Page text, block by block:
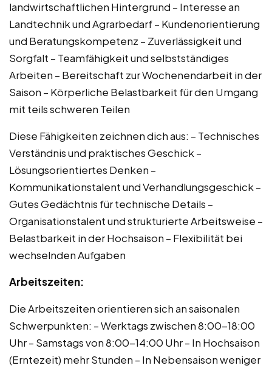
landwirtschaftlichen Hintergrund – Interesse an
Landtechnik und Agrarbedarf – Kundenorientierung
und Beratungskompetenz – Zuverlässigkeit und
Sorgfalt – Teamfähigkeit und selbstständiges
Arbeiten – Bereitschaft zur Wochenendarbeit in der
Saison – Körperliche Belastbarkeit für den Umgang
mit teils schweren Teilen
Diese Fähigkeiten zeichnen dich aus: – Technisches
Verständnis und praktisches Geschick –
Lösungsorientiertes Denken –
Kommunikationstalent und Verhandlungsgeschick –
Gutes Gedächtnis für technische Details –
Organisationstalent und strukturierte Arbeitsweise –
Belastbarkeit in der Hochsaison – Flexibilität bei
wechselnden Aufgaben
Arbeitszeiten:
Die Arbeitszeiten orientieren sich an saisonalen
Schwerpunkten: – Werktags zwischen 8:00-18:00
Uhr – Samstags von 8:00-14:00 Uhr – In Hochsaison
(Erntezeit) mehr Stunden – In Nebensaison weniger